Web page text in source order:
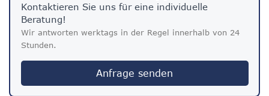
Kontaktieren Sie uns für eine individuelle
Beratung!
Wir antworten werktags in der Regel innerhalb von 24
Stunden.
Anfrage senden